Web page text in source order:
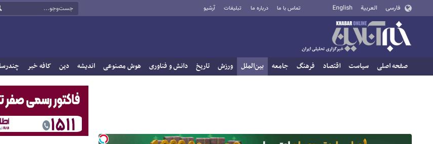
فارسی العربية English تماس با ما درباره ما تبلیغات آرشیو
صفحه اصلی سیاست اقتصاد فرهنگ جامعه بین‌الملل ورزش تاریخ دانش و فناوری هوش مصنوعی اندیشه دین کافه خبر